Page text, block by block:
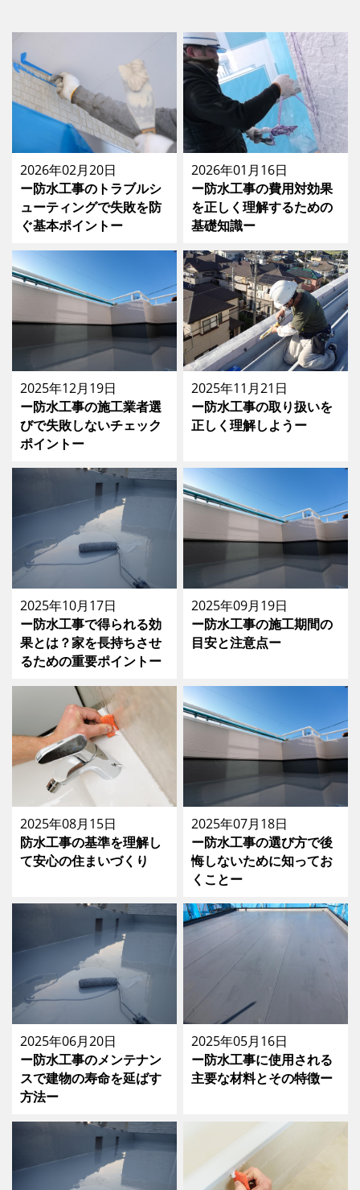
2026年02月20日
ー防水工事のトラブルシ
ューティングで失敗を防
ぐ基本ポイントー
2026年01月16日
ー防水工事の費用対効果
を正しく理解するための
基礎知識ー
2025年12月19日
ー防水工事の施工業者選
びで失敗しないチェック
ポイントー
2025年11月21日
ー防水工事の取り扱いを
正しく理解しようー
2025年10月17日
ー防水工事で得られる効
果とは？家を長持ちさせ
るための重要ポイントー
2025年09月19日
ー防水工事の施工期間の
目安と注意点ー
2025年08月15日
防水工事の基準を理解し
て安心の住まいづくり
2025年07月18日
ー防水工事の選び方で後
悔しないために知ってお
くことー
2025年06月20日
ー防水工事のメンテナン
スで建物の寿命を延ばす
方法ー
2025年05月16日
ー防水工事に使用される
主要な材料とその特徴ー